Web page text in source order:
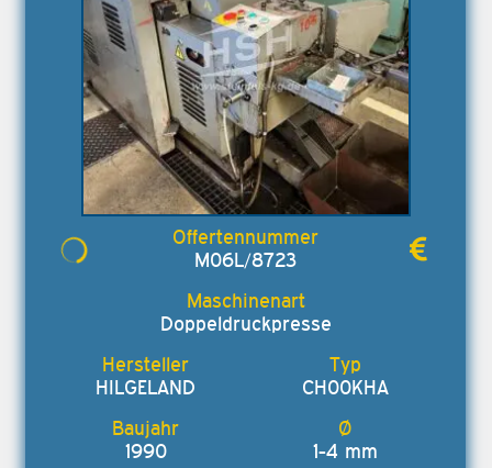
M06L/8723
Doppeldruckpresse
HILGELAND CH00KHA
1990 1-4 mm